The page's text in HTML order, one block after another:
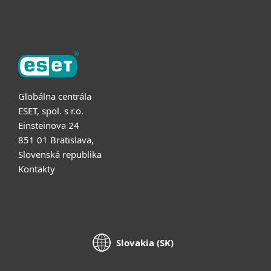
Globálna centrála
ESET, spol. s r.o.
Einsteinova 24
851 01 Bratislava,
Slovenská republika
Kontakty
Slovakia (SK)